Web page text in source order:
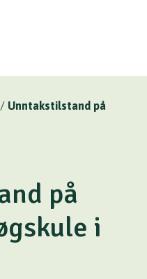
Unntakstilstand på
på
i